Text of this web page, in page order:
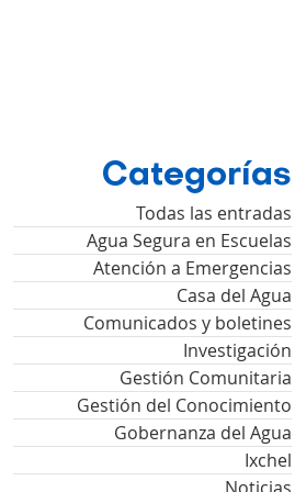
Categorías
Todas las entradas
Agua Segura en Escuelas
Atención a Emergencias
Casa del Agua
Comunicados y boletines
Investigación
Gestión Comunitaria
Gestión del Conocimiento
Gobernanza del Agua
Ixchel